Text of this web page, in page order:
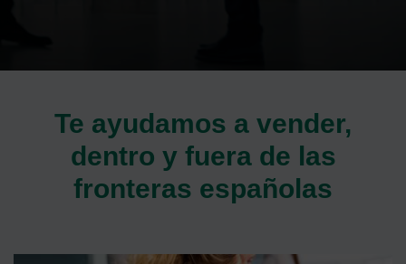
Te ayudamos a vender,
dentro y fuera de las
fronteras españolas